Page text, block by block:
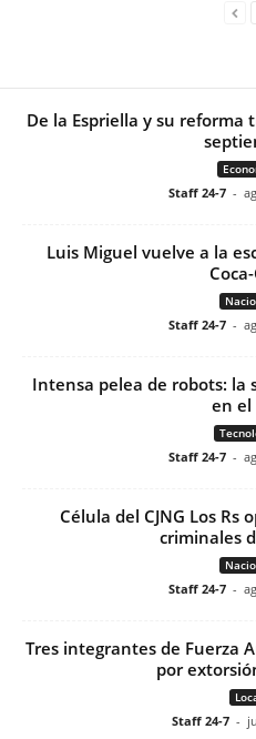
De la Espriella y su
Staff 24-7 -
Luis Miguel vuelve a la
Staff 24-7 -
Intensa pelea de robots: la
en el
Staff 24-7 -
Célula del CJNG Los
criminales
Staff 24-7 -
Tres integrantes de Fuerza
por
Staff 24-7 -